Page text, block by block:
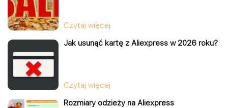
Czytaj więcej
Jak usunąć kartę z Aliexpress w 2026 roku?
Czytaj więcej
Rozmiary odzieży na Aliexpress